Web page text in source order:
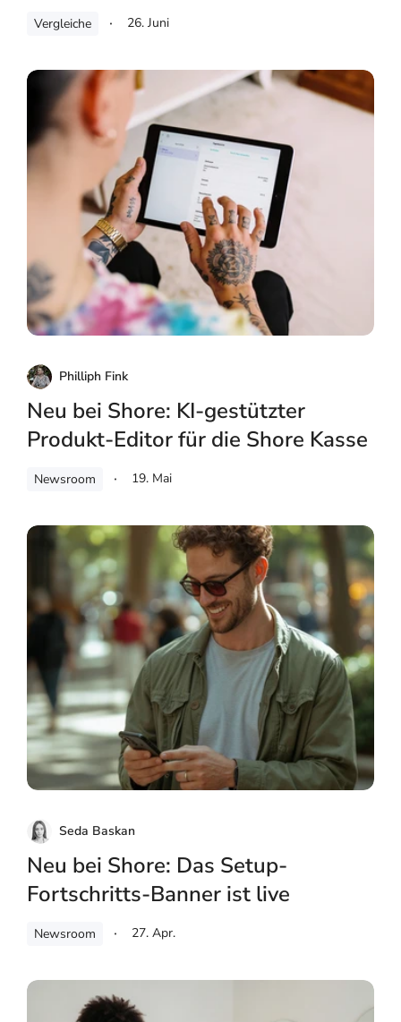
Vergleiche 26. Juni
Philliph Fink
Neu bei Shore: KI-gestützter
Produkt-Editor für die Shore Kasse
Newsroom 19. Mai
Seda Baskan
Neu bei Shore: Das Setup-
Fortschritts-Banner ist live
Newsroom 27. Apr.